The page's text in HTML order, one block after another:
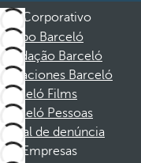
Corporativo
Grupo Barceló
Fundação Barceló
Vacaciones Barceló
Barceló Films
Barceló Pessoas
Canal de denúncia
Empresas